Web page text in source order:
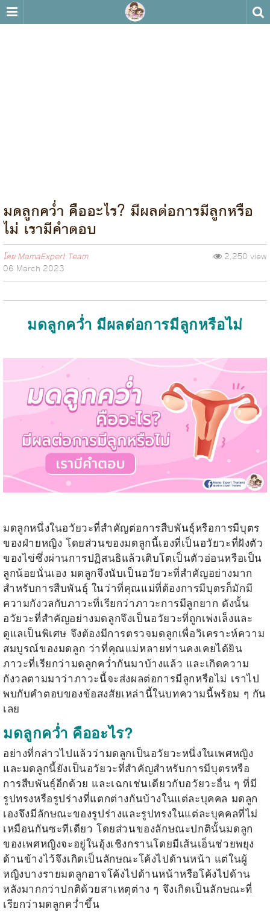
มดลูกคว่ำ คืออะไร? มีผลต่อการมีลูกหรือ
ไม่ เรามีคำตอบ
โดยMamaExpert Team
06 March 2023
2,250 view
มดลูกคว่ำ มีผลต่อการมีลูกหรือไม่
มดลูกหนึ่งในอวัยวะที่สำคัญต่อการสืบพันธุ์หรือการมีบุตร
ของฝ่ายหญิง โดยส่วนของมดลูกนี้เองที่เป็นอวัยวะที่ฝังตัว
ของไข่ซึ่งผ่านการปฏิสนธิแล้วเติบโตเป็นตัวอ่อนหรือเป็น
ลูกน้อยนั่นเอง มดลูกจึงนับเป็นอวัยวะที่สำคัญอย่างมาก
สำหรับการสืบพันธุ์ ในว่าที่คุณแม่ที่ต้องการมีบุตรก็มักมี
ความกังวลกับภาวะที่เรียกว่าภาวะการมีลูกยาก ดังนั้น
อวัยวะที่สำคัญอย่างมดลูกจึงเป็นอวัยวะที่ถูกเพ่งเล็งและ
ดูแลเป็นพิเศษ จึงต้องมีการตรวจมดลูกเพื่อวิเคราะห์ความ
สมบูรณ์ของมดลูก ว่าที่คุณแม่หลายท่านคงเคยได้ยิน
ภาวะที่เรียกว่ามดลูกคว่ำกันมาบ้างแล้ว และเกิดความ
กังวลตามมาว่าภาวะนี้จะส่งผลต่อการมีลูกหรือไม่ เราไป
พบกับคำตอบของข้อสงสัยเหล่านี้ในบทความนี้พร้อม ๆ กัน
เลย
มดลูกคว่ำ คืออะไร?
อย่างที่กล่าวไปแล้วว่ามดลูกเป็นอวัยวะหนึ่งในเพศหญิง
และมดลูกนี้ยังเป็นอวัยวะที่สำคัญสำหรับการมีบุตรหรือ
การสืบพันธุ์อีกด้วย และเฉกเช่นเดียวกับอวัยวะอื่น ๆ ที่มี
รูปทรงหรือรูปร่างที่แตกต่างกันบ้างในแต่ละบุคคล มดลูก
เองจึงมีลักษณะของรูปร่างและรูปทรงในแต่ละบุคคลที่ไม่
เหมือนกันซะทีเดียว โดยส่วนของลักษณะปกตินั้นมดลูก
ของเพศหญิงจะอยู่ในอุ้งเชิงกรานโดยมีเส้นเอ็นช่วยพยุง
ด้านข้างไว้จึงเกิดเป็นลักษณะโค้งไปด้านหน้า แต่ในผู้
หญิงบางรายมดลูกอาจโค้งไปด้านหน้าหรือโค้งไปด้าน
หลังมากกว่าปกติด้วยสาเหตุต่าง ๆ จึงเกิดเป็นลักษณะที่
เรียกว่ามดลูกคว่ำขึ้น